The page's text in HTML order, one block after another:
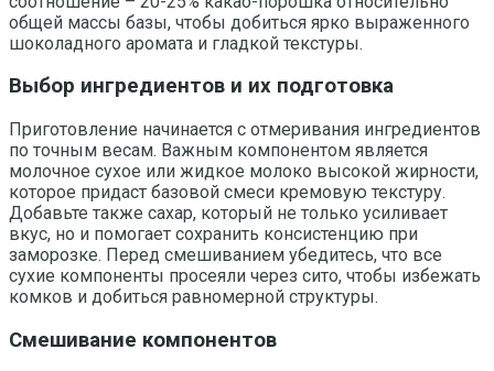
общей массы базы, чтобы добиться ярко выраженного
шоколадного аромата и гладкой текстуры.
Выбор ингредиентов и их подготовка
Приготовление начинается с отмеривания ингредиентов
по точным весам. Важным компонентом является
молочное сухое или жидкое молоко высокой жирности,
которое придаст базовой смеси кремовую текстуру.
Добавьте также сахар, который не только усиливает
вкус, но и помогает сохранить консистенцию при
заморозке. Перед смешиванием убедитесь, что все
сухие компоненты просеяли через сито, чтобы избежать
комков и добиться равномерной структуры.
Смешивание компонентов